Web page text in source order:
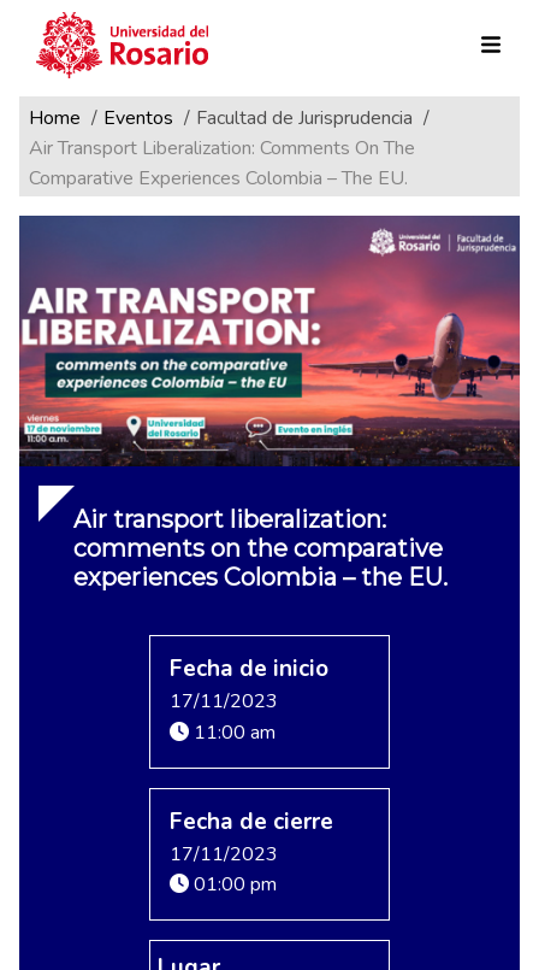
Pasar al contenido principal
Ruta de navegación
Home Eventos
Facultad de Jurisprudencia
Air Transport Liberalization: Comments On The
Comparative Experiences Colombia – The EU.
Air transport liberalization:
comments on the comparative
experiences Colombia – the EU.
Fecha de inicio
17/11/2023
11:00 am
Fecha de cierre
17/11/2023
01:00 pm